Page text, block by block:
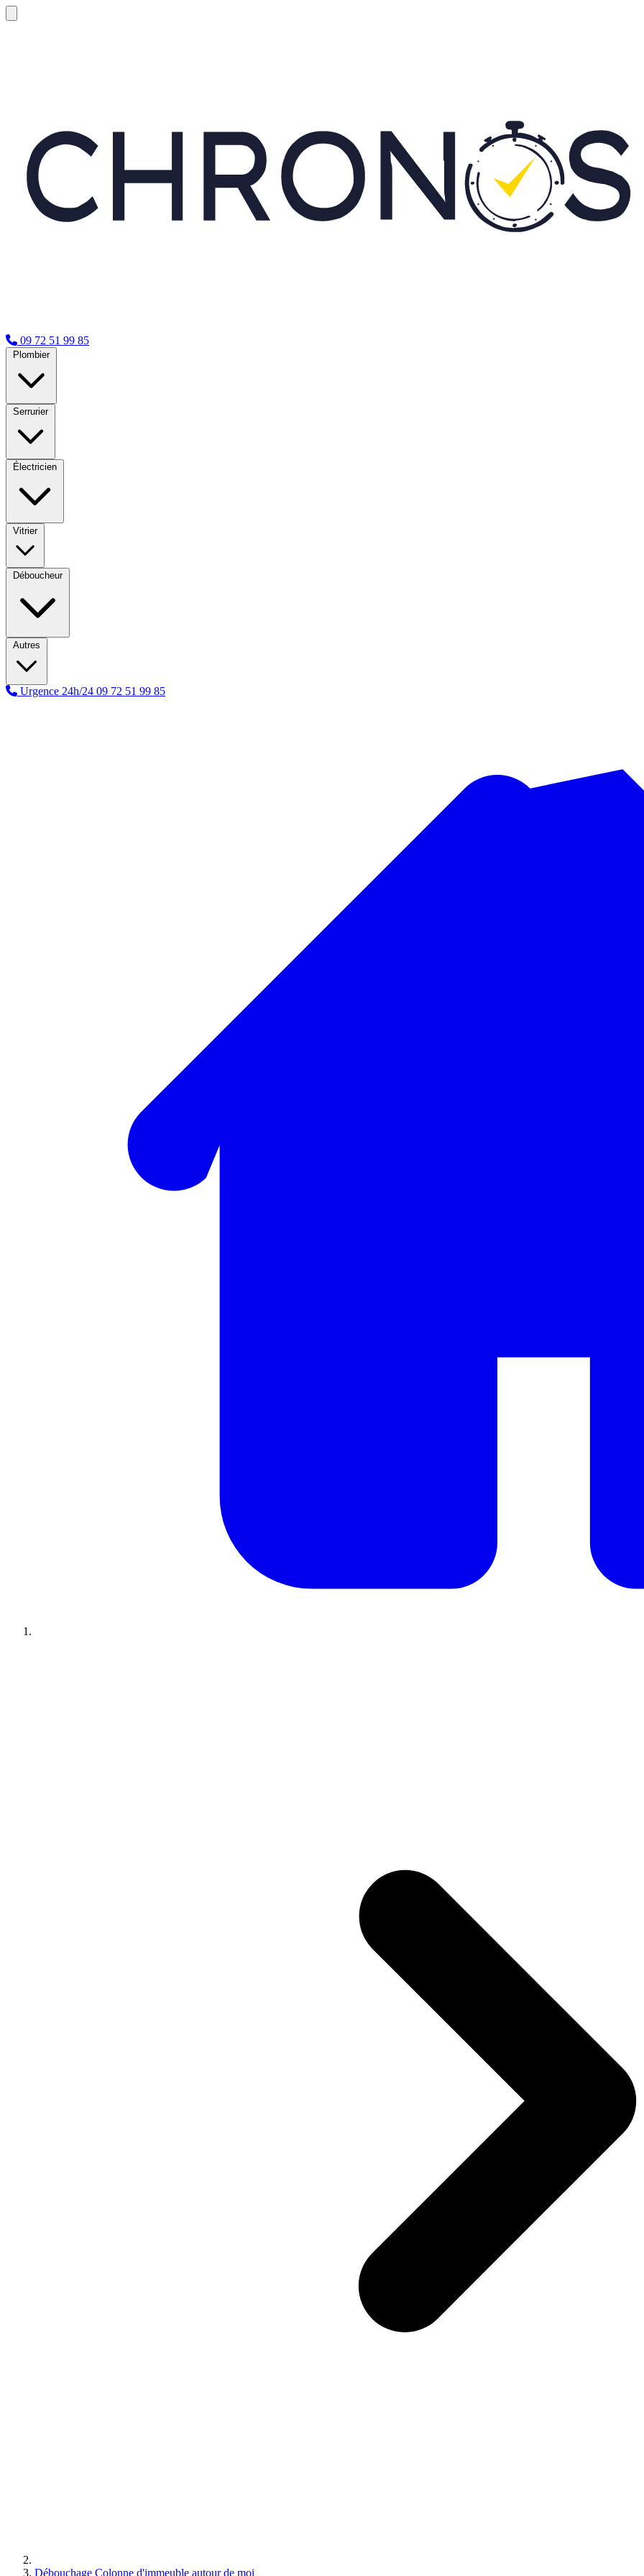
09 72 51 99 85
Plombier
Serrurier
Électricien
Vitrier
Déboucheur
Autres
Urgence 24h/24 09 72 51 99 85
Débouchage Colonne d'immeuble autour de moi